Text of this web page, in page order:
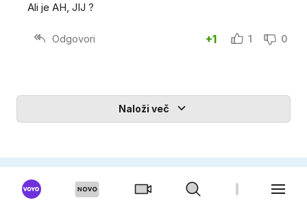
Ali je AH, JIJ ?
Odgovori +1 1 0
Naloži več